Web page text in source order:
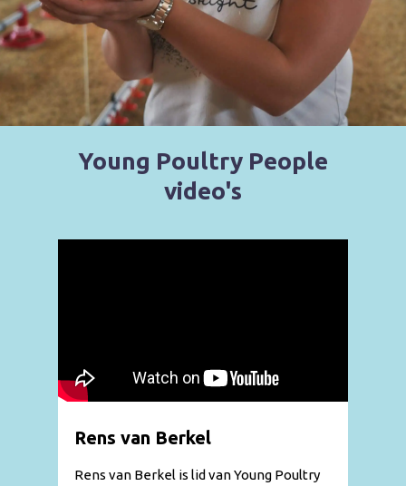
Young Poultry People
video's
Rens van Berkel
Rens van Berkel is lid van Young Poultry